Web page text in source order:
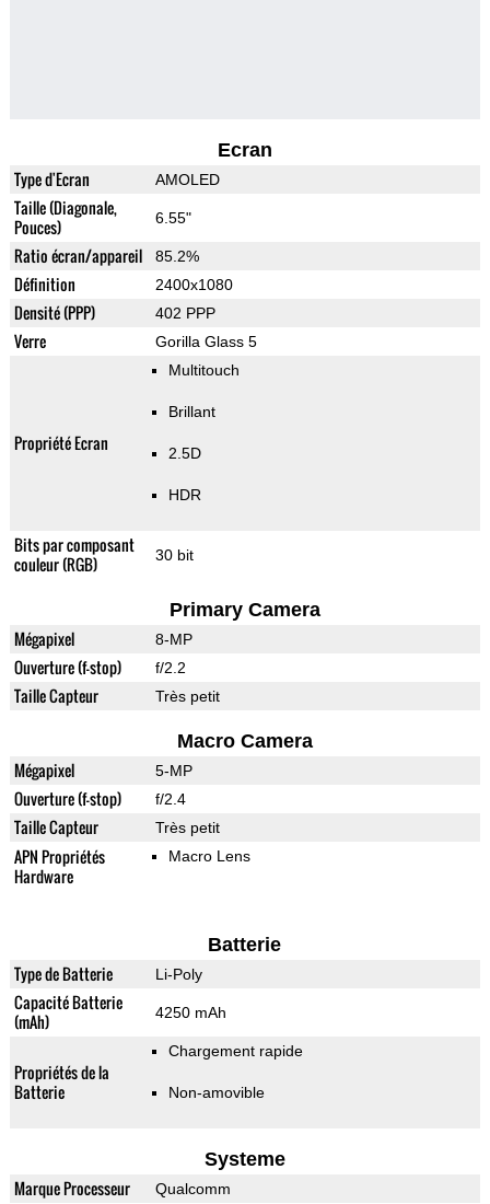
Ecran
Type d'Ecran AMOLED
Taille (Diagonale,
Pouces)
6.55"
Ratio écran/appareil 85.2%
Définition 2400x1080
Densité (PPP) 402 PPP
Verre Gorilla Glass 5
Propriété Ecran
Multitouch
Brillant
2.5D
HDR
Bits par composant
couleur (RGB)
30 bit
Primary Camera
Mégapixel 8-MP
Ouverture (f-stop) f/2.2
Taille Capteur Très petit
Macro Camera
Mégapixel 5-MP
Ouverture (f-stop) f/2.4
Taille Capteur Très petit
APN Propriétés
Hardware
Macro Lens
Batterie
Type de Batterie Li-Poly
Capacité Batterie
(mAh)
4250 mAh
Propriétés de la
Batterie
Chargement rapide
Non-amovible
Systeme
Marque Processeur Qualcomm